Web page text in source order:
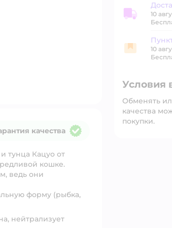
Доставка со
10
Пункты10
Условия
Обменять
качества
покупки.
качества
тунца Кацуо от
кошке.
ведь они
форму (рыбка,
нейтрализует